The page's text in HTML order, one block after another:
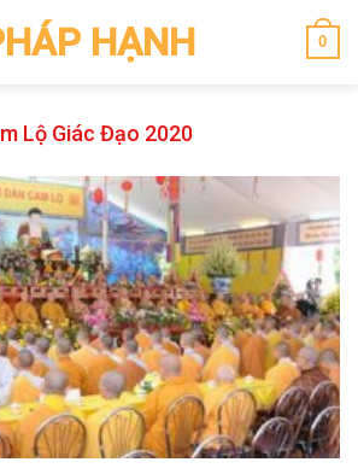
HẠNH 0
Lộ Giác Đạo 2020